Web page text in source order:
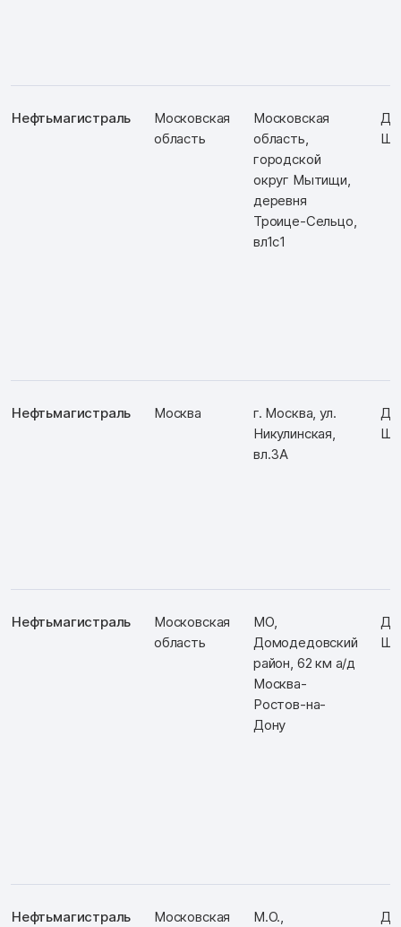
Нефтьмагистраль
Московская
область
Московская
область,
городской
округ Мытищи,
деревня
Троице-Сельцо,
вл1с1
Д:
Ш:
Нефтьмагистраль Москва
г. Москва, ул.
Никулинская,
вл.3А
Д:
Ш:
Нефтьмагистраль
Московская
область
МО,
Домодедовский
район, 62 км а/д
Москва-
Ростов-на-
Дону
Д:
Ш:
Нефтьмагистраль
Московская
М.О.,
Д: